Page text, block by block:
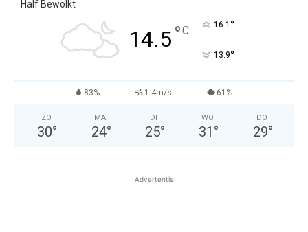
Half Bewolkt
14.5°C 16.1 °
13.9°
83% 1.4m/s 61%
ZO
30°
MA
24°
DI
25°
WO
31 °
DO
29°
Advertentie